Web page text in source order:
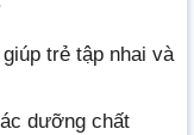
trẻ tập nhai và
dưỡng chất